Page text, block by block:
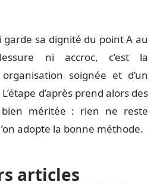
sa dignité du point A au
ni accroc, c’est la
soignée et d’un
d’après prend alors des
méritée : rien ne reste
adopte la bonne méthode.
articles